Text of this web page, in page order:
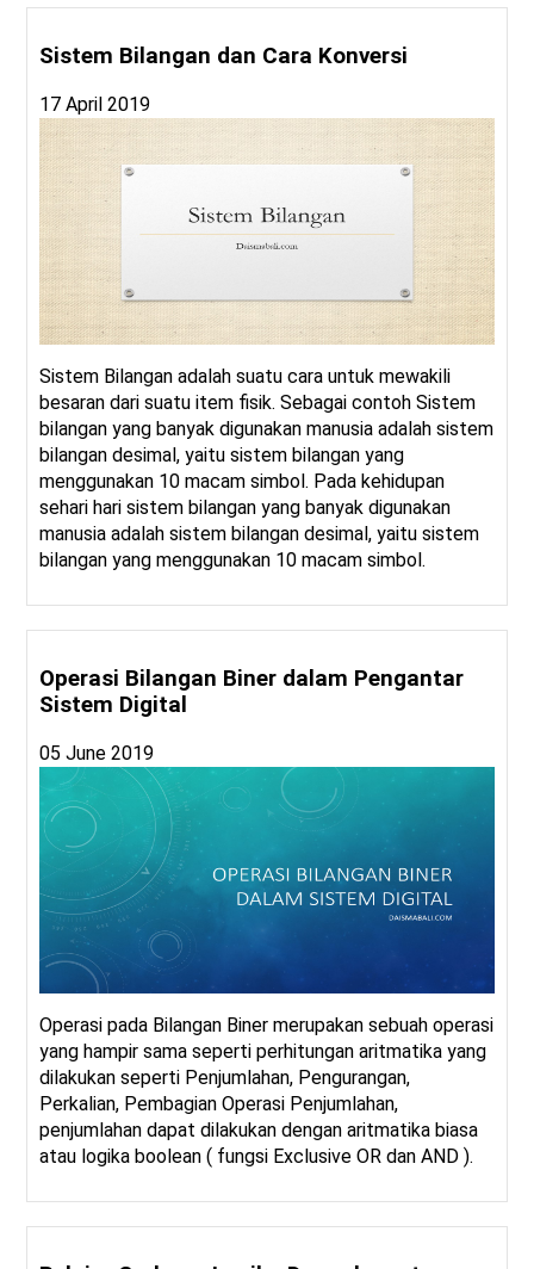
Sistem Bilangan dan Cara Konversi
17 April 2019
Sistem Bilangan adalah suatu cara untuk mewakili
besaran dari suatu item fisik. Sebagai contoh Sistem
bilangan yang banyak digunakan manusia adalah sistem
bilangan desimal, yaitu sistem bilangan yang
menggunakan 10 macam simbol. Pada kehidupan
sehari hari sistem bilangan yang banyak digunakan
manusia adalah sistem bilangan desimal, yaitu sistem
bilangan yang menggunakan 10 macam simbol.
Operasi Bilangan Biner dalam Pengantar
Sistem Digital
05 June 2019
Operasi pada Bilangan Biner merupakan sebuah operasi
yang hampir sama seperti perhitungan aritmatika yang
dilakukan seperti Penjumlahan, Pengurangan,
Perkalian, Pembagian Operasi Penjumlahan,
penjumlahan dapat dilakukan dengan aritmatika biasa
atau logika boolean ( fungsi Exclusive OR dan AND ).